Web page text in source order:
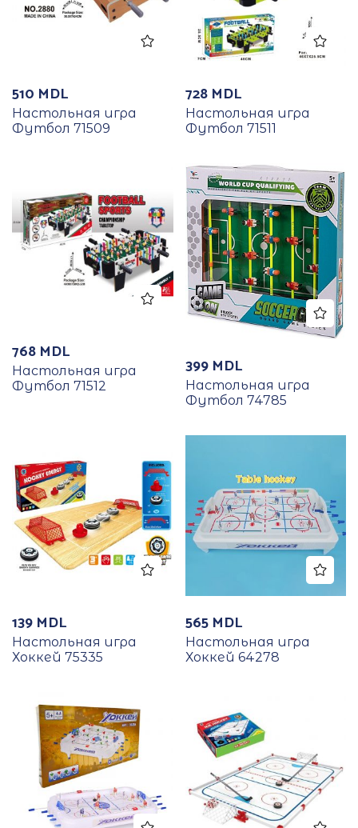
510 MDL
Настольная игра
Футбол 71509
728 MDL
Настольная игра
Футбол 71511
768 MDL
Настольная игра
Футбол 71512
399 MDL
Настольная игра
Футбол 74785
139 MDL
Настольная игра
Хоккей 75335
565 MDL
Настольная игра
Хоккей 64278